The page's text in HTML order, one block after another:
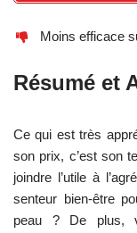
Moins efficace
Résumé et
Ce qui est très
son prix, c’est son
joindre l’utile à
senteur bien-être
peau ? De plus,